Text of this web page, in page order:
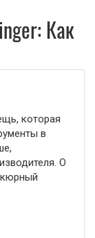
Как
которая
в
О